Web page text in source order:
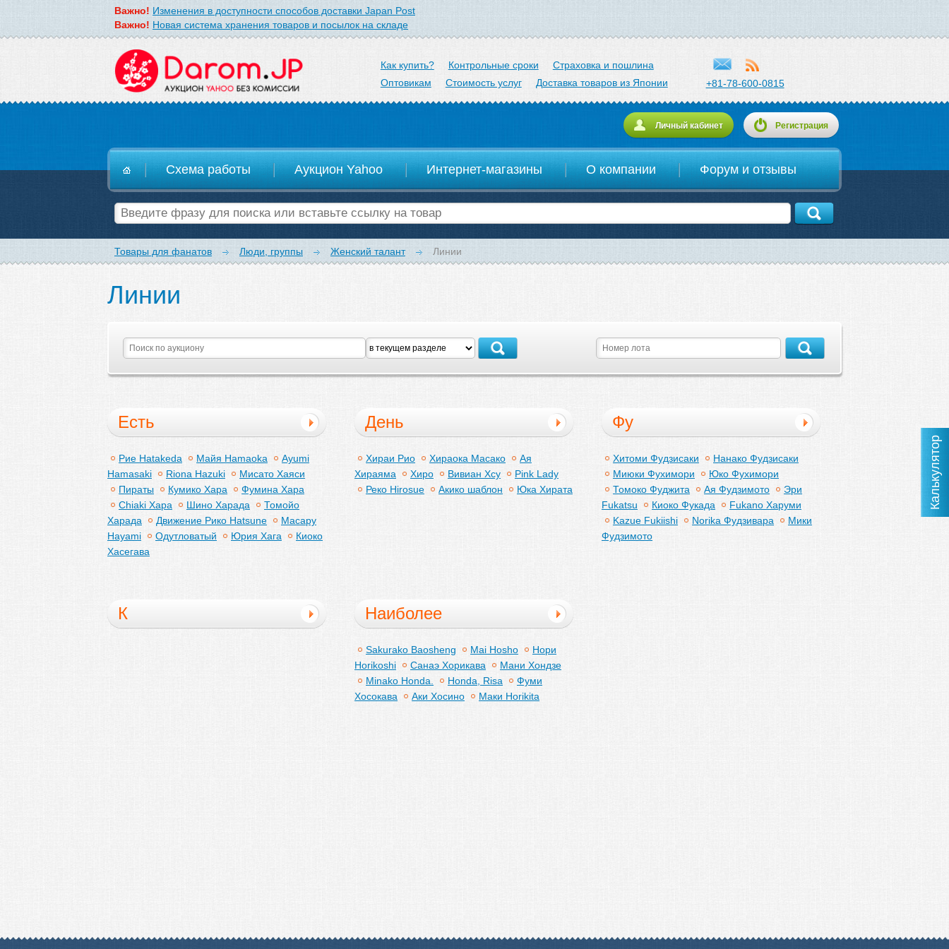
Важно! Изменения в доступности способов доставки Japan Post
Важно! Новая система хранения товаров и посылок на складе
Товары для фанатов Люди, группы Женский талант Линии
Линии
Есть
Рие Hatakeda Майя Hamaoka
Ayumi
Hamasaki
Riona Hazuki
Мисато Хаяси
Пираты
Кумико Хара
Фумина Хара
Chiaki Хара
Шино Харада
Томойо
Харада
Движение Рико Hatsune
Масару
Hayami
Одутловатый Юрия Хага
Киоко
Хасегава
День
Хираи Рио Хираока Масако
Ая
Хираяма
Хиро Вивиан Хсу
Pink Lady
Реко Hirosue
Акико шаблон Юка Хирата
Фу
Хитоми Фудзисаки
Нанако Фудзисаки
Миюки Фухимори
Юко Фухимори
Томоко Фуджита
Ая Фудзимото
Эри
Fukatsu
Киоко Фукада
Fukano Харуми
Kazue Fukiishi
Norika Фудзивара
Мики
Фудзимото
К Наиболее
Sakurako Baosheng Mai Hosho
Нори
Horikoshi
Санаэ Хорикава
Мани Хондзе
Minako Honda.
Honda, Risa
Фуми
Хосокава
Аки Хосино Маки Horikita
Как купить? Контрольные сроки
Страховка и пошлина
Оптовикам
Стоимость услуг Доставка товаров из Японии +81-78-600-0815
Личный кабинет Регистрация
Схема работы Аукцион Yahoo Интернет-магазины О компании Форум и отзывы
Калькулятор